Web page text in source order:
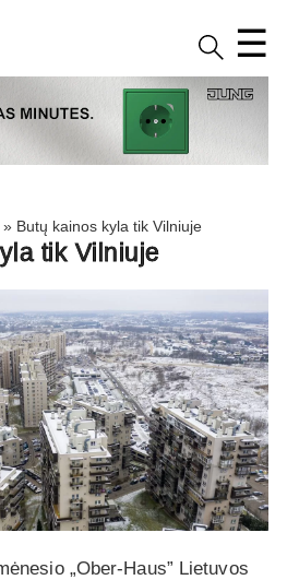
☰
» Butų kainos kyla tik Vilniuje
tik Vilniuje
„Ober-Haus” Lietuvos